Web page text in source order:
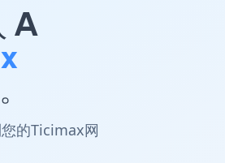
A
的Ticimax网